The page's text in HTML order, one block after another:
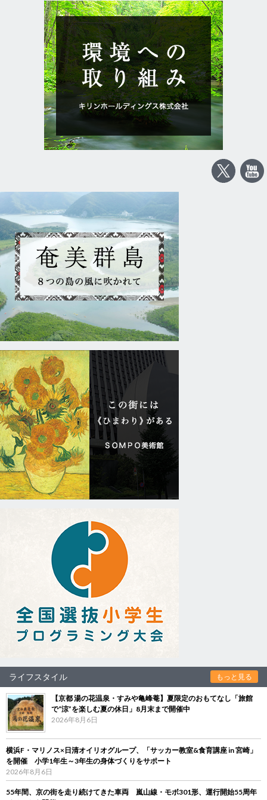
ライフスタイル もっと見る
【京都 湯の花温泉・すみや亀峰菴】夏限定のおもてなし「旅館
で“涼”を楽しむ夏の休日」8月末まで開催中
2026年8月6日
横浜F・マリノス×日清オイリオグループ、「サッカー教室&食育講座 in 宮崎」
を開催 小学1年生～3年生の身体づくりをサポート
2026年8月6日
55年間、京の街を走り続けてきた車両 嵐山線・モボ301形、運行開始55周年